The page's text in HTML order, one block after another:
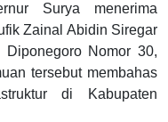
Surya menerima
Zainal Abidin Siregar
Nomor 30,
tersebut membahas
di Kabupaten